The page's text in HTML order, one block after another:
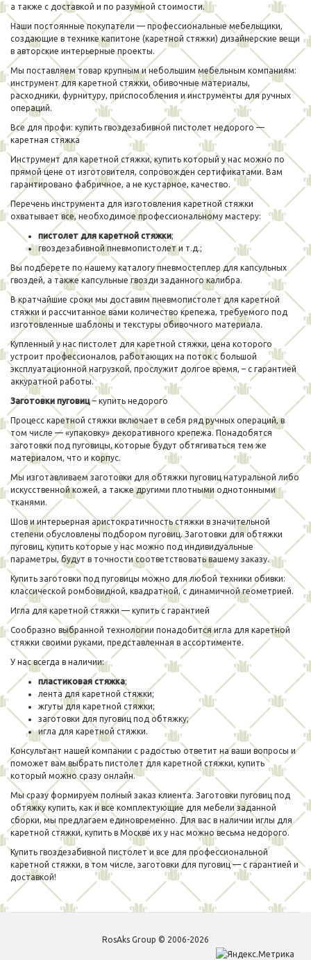
а также с доставкой и по разумной стоимости.
Наши постоянные покупатели — профессиональные мебельщики,
создающие в технике капитоне (каретной стяжки) дизайнерские вещи
в авторские интерьерные проекты.
Мы поставляем товар крупным и небольшим мебельным компаниям:
инструмент для каретной стяжки, обивочные материалы,
расходники, фурнитуру, приспособления и инструменты для ручных
операций.
Все для профи: купить гвоздезабивной пистолет недорого —
каретная стяжка
Инструмент для каретной стяжки, купить который у нас можно по
прямой цене от изготовителя, сопровожден сертификатами. Вам
гарантировано фабричное, а не кустарное, качество.
Перечень инструмента для изготовления каретной стяжки
охватывает все, необходимое профессиональному мастеру:
пистолет для каретной стяжки;
гвоздезабивной пневмопистолет и т.д.;
Вы подберете по нашему каталогу пневмостеплер для капсульных
гвоздей, а также капсульные гвозди заданного калибра.
В кратчайшие сроки мы доставим пневмопистолет для каретной
стяжки и рассчитанное вами количество крепежа, требуемого под
изготовленные шаблоны и текстуры обивочного материала.
Купленный у нас пистолет для каретной стяжки, цена которого
устроит профессионалов, работающих на поток с большой
эксплуатационной нагрузкой, прослужит долгое время, – с гарантией
аккуратной работы.
Заготовки пуговиц– купить недорого
Процесс каретной стяжки включает в себя ряд ручных операций, в
том числе — «упаковку» декоративного крепежа. Понадобятся
заготовки под пуговицы, которые будут обтягиваться тем же
материалом, что и корпус.
Мы изготавливаем заготовки для обтяжки пуговиц натуральной либо
искусственной кожей, а также другими плотными однотонными
тканями.
Шов и интерьерная аристократичность стяжки в значительной
степени обусловлены подбором пуговиц. Заготовки для обтяжки
пуговиц, купить которые у нас можно под индивидуальные
параметры, будут в точности соответствовать вашему заказу.
Купить заготовки под пуговицы можно для любой техники обивки:
классической ромбовидной, квадратной, с динамичной геометрией.
Игла для каретной стяжки — купить с гарантией
Сообразно выбранной технологии понадобится игла для каретной
стяжки своими руками, представленная в ассортименте.
У нас всегда в наличии:
пластиковая стяжка;
лента для каретной стяжки;
жгуты для каретной стяжки;
заготовки для пуговиц под обтяжку;
игла для каретной стяжки.
Консультант нашей компании с радостью ответит на ваши вопросы и
поможет вам выбрать пистолет для каретной стяжки, купить
который можно сразу онлайн.
Мы сразу формируем полный заказ клиента. Заготовки пуговиц под
обтяжку купить, как и все комплектующие для мебели заданной
сборки, мы предлагаем единовременно. Для вас в наличии иглы для
каретной стяжки, купить в Москве их у нас можно весьма недорого.
Купить гвоздезабивной пистолет и все для профессиональной
каретной стяжки, в том числе, заготовки для пуговиц — с гарантией и
доставкой!
RosAks Group © 2006-2026